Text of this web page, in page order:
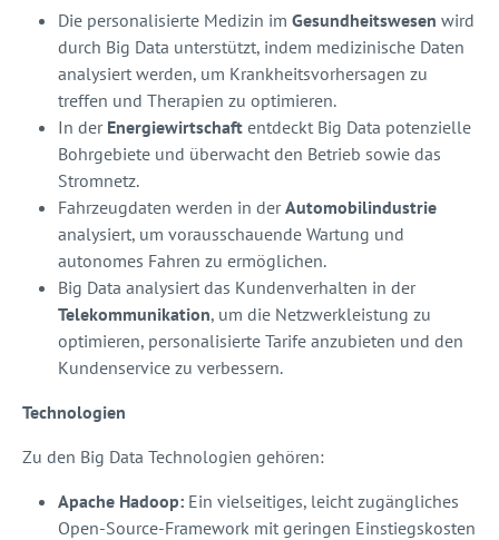
Die personalisierte Medizin im Gesundheitswesen wird
durch Big Data unterstützt, indem medizinische Daten
analysiert werden, um Krankheitsvorhersagen zu
treffen und Therapien zu optimieren.
In der Energiewirtschaft entdeckt Big Data potenzielle
Bohrgebiete und überwacht den Betrieb sowie das
Stromnetz.
Fahrzeugdaten werden in derAutomobilindustrie
analysiert, um vorausschauende Wartung und
autonomes Fahren zu ermöglichen.
Big Data analysiert das Kundenverhalten in der
Telekommunikation, um die Netzwerkleistung zu
optimieren, personalisierte Tarife anzubieten und den
Kundenservice zu verbessern.
Technologien
Zu den Big Data Technologien gehören:
Apache Hadoop: Ein vielseitiges, leicht zugängliches
Open-Source-Framework mit geringen Einstiegskosten